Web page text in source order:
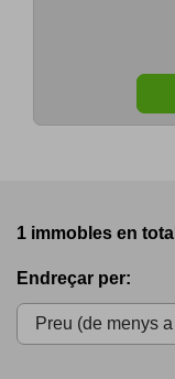
1 immobles en total
Endreçar per: